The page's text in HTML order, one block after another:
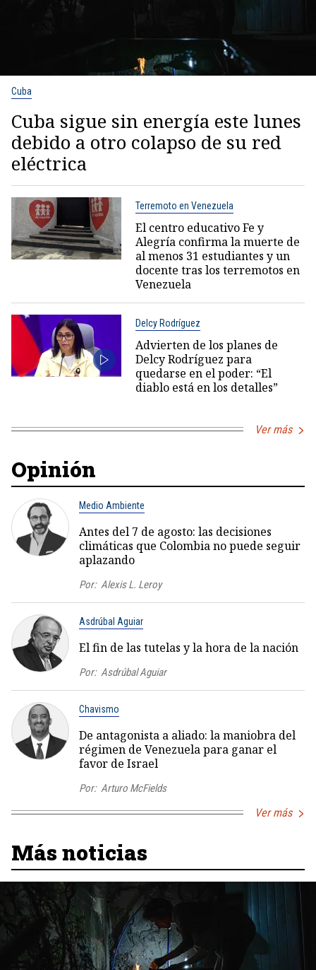
Cuba
Cuba sigue sin energía este lunes
debido a otro colapso de su red
eléctrica
Terremoto en Venezuela
El centro educativo Fe y
Alegría confirma la muerte de
al menos 31 estudiantes y un
docente tras los terremotos en
Venezuela
Delcy Rodríguez
Advierten de los planes de
Delcy Rodríguez para
quedarse en el poder: “El
diablo está en los detalles”
Ver más
Opinión
Medio Ambiente
Antes del 7 de agosto: las decisiones
climáticas que Colombia no puede seguir
aplazando
Por: Alexis L. Leroy
Asdrúbal Aguiar
El fin de las tutelas y la hora de la nación
Por: Asdrúbal Aguiar
Chavismo
De antagonista a aliado: la maniobra del
régimen de Venezuela para ganar el
favor de Israel
Por: Arturo McFields
Ver más
Más noticias